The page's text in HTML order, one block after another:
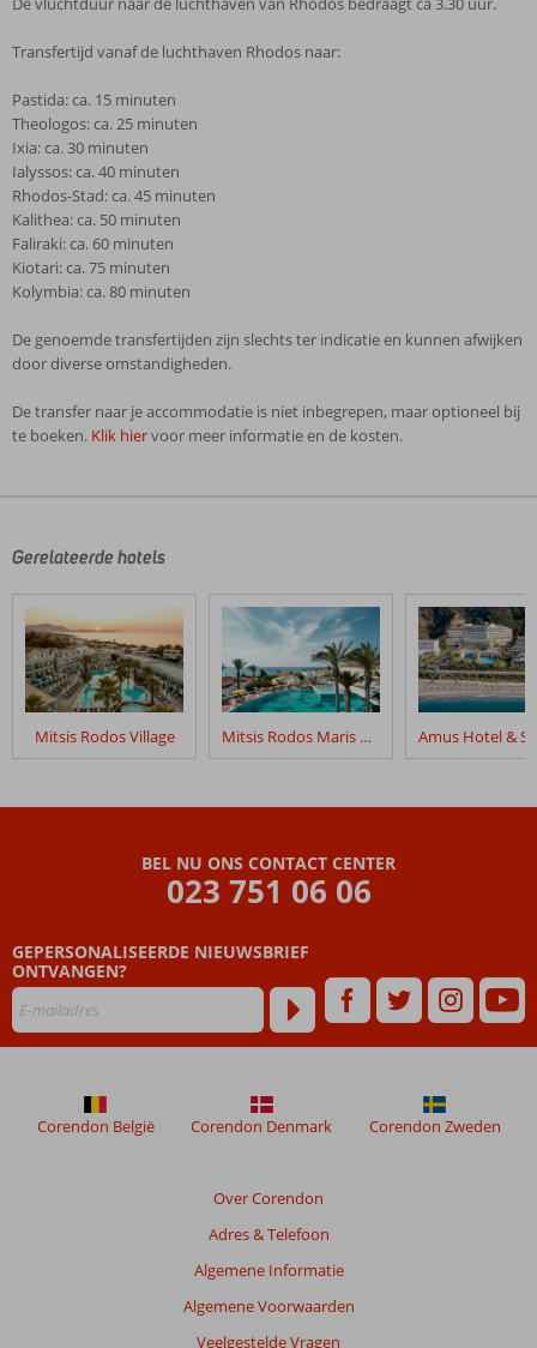
Transfertijd vanaf de luchthaven Rhodos naar:
Pastida: ca. 15 minuten
Theologos: ca. 25 minuten
Ixia: ca. 30 minuten
Ialyssos: ca. 40 minuten
Rhodos-Stad: ca. 45 minuten
Kalithea: ca. 50 minuten
Faliraki: ca. 60 minuten
Kiotari: ca. 75 minuten
Kolymbia: ca. 80 minuten
De genoemde transfertijden zijn slechts ter indicatie en kunnen afwijken
door diverse omstandigheden.
De transfer naar je accommodatie is niet inbegrepen, maar optioneel bij
te boeken. Klik hiervoor meer informatie en de kosten.
door
klanten
geschreven
na
hun
verblijf
Mitsis
Beoordelingen
dan
48
niet
weergegeven
om
Gerelateerde hotels
Mitsis Rodos Village Mitsis Rodos Maris Resort & Spa
BEL NU ONS CONTACT CENTER
023 751 06 06
GEPERSONALISEERDE NIEUWSBRIEF
ONTVANGEN?
Over Corendon
Adres & Telefoon
Algemene Informatie
Algemene Voorwaarden
Veelgestelde Vragen
Corendon België Corendon Denmark Corendon Zweden